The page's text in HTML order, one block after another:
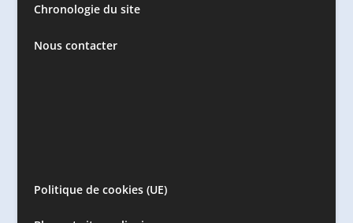
Chronologie du site
Nous contacter
Politique de cookies (UE)